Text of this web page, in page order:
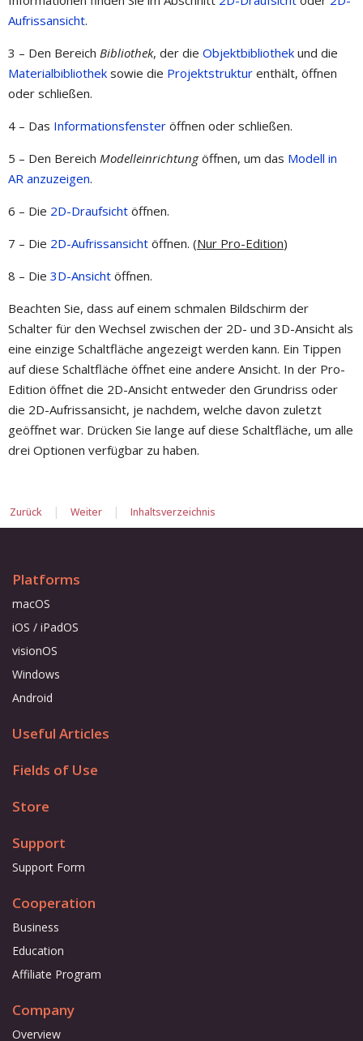
Aufrissansicht.
3 – Den Bereich Bibliothek, der die Objektbibliothek und die
Materialbibliothek sowie die Projektstruktur enthält, öffnen
oder schließen.
4 – Das Informationsfenster öffnen oder schließen.
5 – Den Bereich Modelleinrichtungöffnen, um das Modell in
AR anzuzeigen.
6 – Die 2D-Draufsicht öffnen.
7 – Die 2D-Aufrissansicht öffnen. (Nur Pro-Edition)
8 – Die 3D-Ansicht öffnen.
Beachten Sie, dass auf einem schmalen Bildschirm der
Schalter für den Wechsel zwischen der 2D- und 3D-Ansicht als
eine einzige Schaltfläche angezeigt werden kann. Ein Tippen
auf diese Schaltfläche öffnet eine andere Ansicht. In der Pro-
Edition öffnet die 2D-Ansicht entweder den Grundriss oder
die 2D-Aufrissansicht, je nachdem, welche davon zuletzt
geöffnet war. Drücken Sie lange auf diese Schaltfläche, um alle
drei Optionen verfügbar zu haben.
Zurück | Weiter | Inhaltsverzeichnis
Platforms
macOS
iOS / iPadOS
visionOS
Windows
Android
Useful Articles
Fields of Use
Store
Support
Support Form
Cooperation
Business
Education
Affiliate Program
Company
Overview